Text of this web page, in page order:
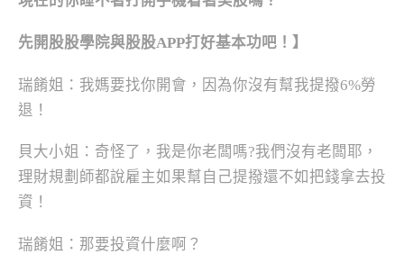
先開股股學院與股股APP打好基本功吧！】
瑞餚姐：我媽要找你開會，因為你沒有幫我提撥6%勞
退！
貝大小姐：奇怪了，我是你老闆嗎?我們沒有老闆耶，
理財規劃師都說雇主如果幫自己提撥還不如把錢拿去投
資！
瑞餚姐：那要投資什麼啊？